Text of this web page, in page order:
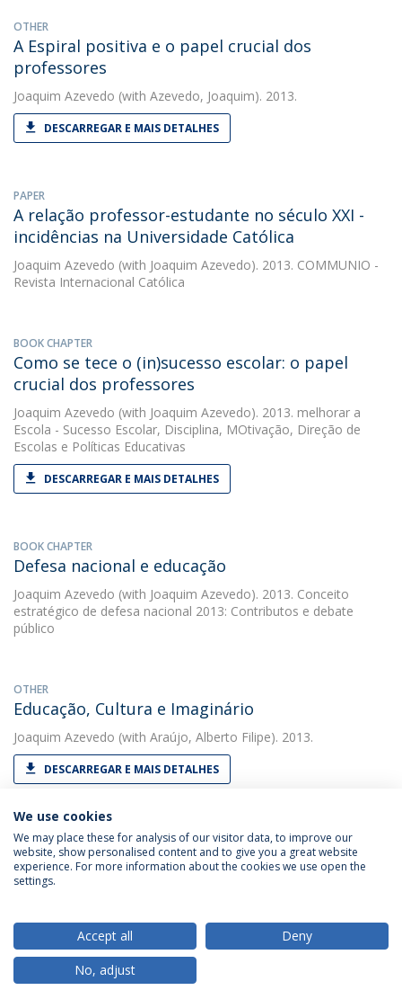
OTHER
A Espiral positiva e o papel crucial dos
professores
Joaquim Azevedo (with Azevedo, Joaquim). 2013.
DESCARREGAR E MAIS DETALHES
PAPER
A relação professor-estudante no século XXI -
incidências na Universidade Católica
Joaquim Azevedo (with Joaquim Azevedo). 2013. COMMUNIO -
Revista Internacional Católica
BOOK CHAPTER
Como se tece o (in)sucesso escolar: o papel
crucial dos professores
Joaquim Azevedo (with Joaquim Azevedo). 2013. melhorar a
Escola - Sucesso Escolar, Disciplina, MOtivação, Direção de
Escolas e Políticas Educativas
DESCARREGAR E MAIS DETALHES
BOOK CHAPTER
Defesa nacional e educação
Joaquim Azevedo (with Joaquim Azevedo). 2013. Conceito
estratégico de defesa nacional 2013: Contributos e debate
público
OTHER
Educação, Cultura e Imaginário
Joaquim Azevedo (with Araújo, Alberto Filipe). 2013.
DESCARREGAR E MAIS DETALHES
OTHER
Ensino Profissional: dignificar em vez de
destruir
Formação Profissional
DESCARREGAR E MAIS DETALHES
We use cookies
We may place these for analysis of our visitor data, to improve our
website, show personalised content and to give you a great website
experience. For more information about the cookies we use open the
settings.
Accept all
Deny
No, adjust